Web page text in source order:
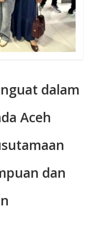
dalam
Aceh
dan